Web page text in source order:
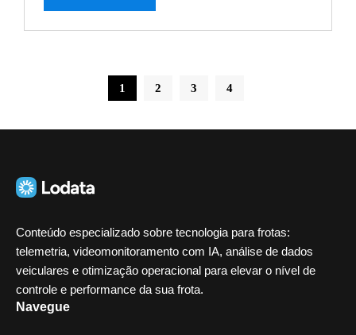
1 2 3 4
Conteúdo especializado sobre tecnologia para frotas:
telemetria, videomonitoramento com IA, análise de dados
veiculares e otimização operacional para elevar o nível de
controle e performance da sua frota.
Navegue